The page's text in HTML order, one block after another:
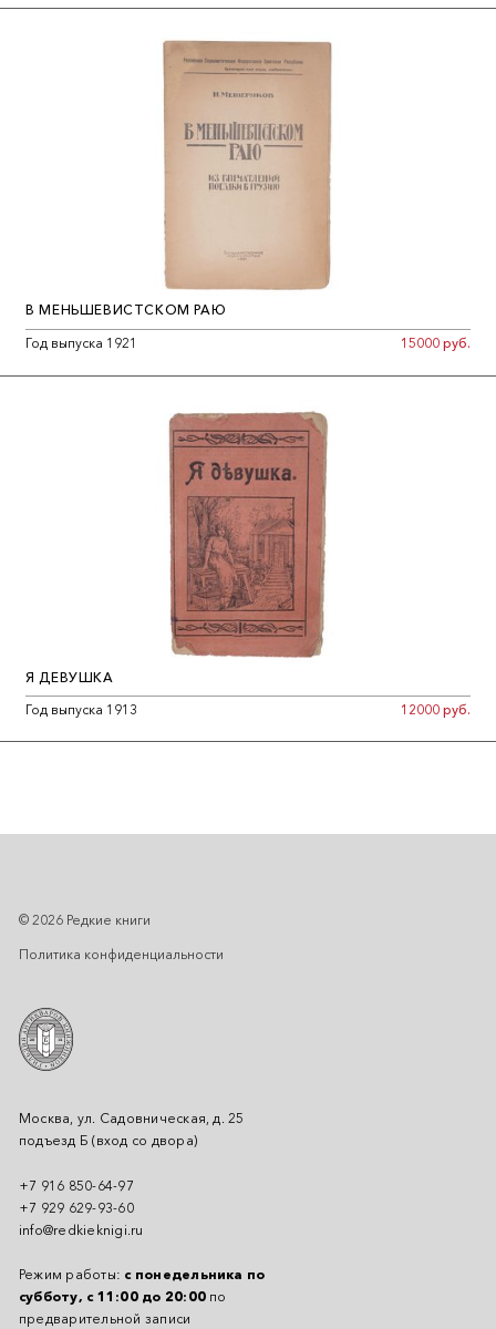
В МЕНЬШЕВИСТСКОМ РАЮ
Год выпуска 1921
15000 руб.
Я ДЕВУШКА
Год выпуска 1913
12000 руб.
Москва, ул. Садовническая, д. 25
подъезд Б (вход со двора)
+7 916 850-64-97
+7 929 629-93-60
info@redkieknigi.ru
Режим работы: с понедельника по
субботу, с 11:00 до 20:00 по
предварительной записи
© 2026 Редкие книги
Политика конфиденциальности